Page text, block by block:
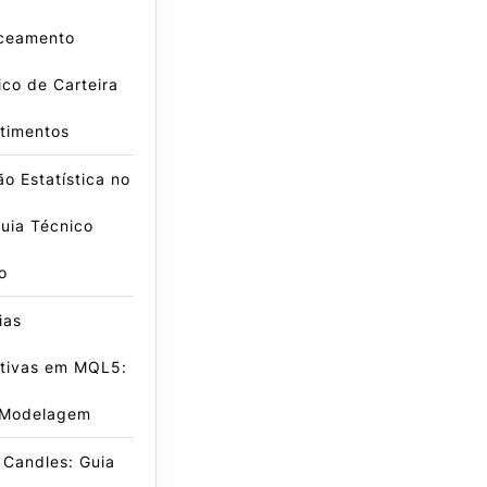
de Carteira
Estatística no
Técnico
em MQL5:
Guia